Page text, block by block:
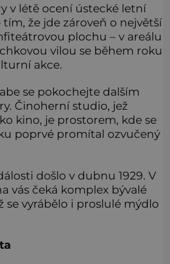
v létě ocení ústecké letní
že jde zároveň o největší
plochu – v areálu
vilou se během roku
akce.
se pokochejte dalším
Činoherní studio, jež
kino, je prostorem, kde se
poprvé promítal ozvučený
došlo v dubnu 1929. V
vás čeká komplex bývalé
se vyrábělo i proslulé mýdlo